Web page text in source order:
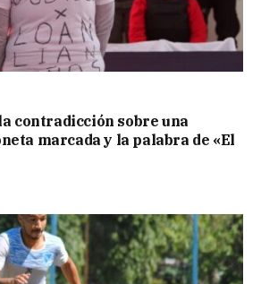
contradicción sobre una
marcada y la palabra de «El